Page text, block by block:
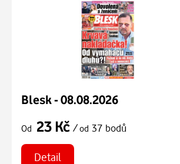
Blesk - 08.08.2026
Od 23 Kč /od 37 bodů
Detail